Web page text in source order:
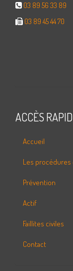
03 89 56 33 89
03 89 45 44 70
ACCÈS
Accueil
Les procédures
Prévention
Actif
Faillites civiles
Contact